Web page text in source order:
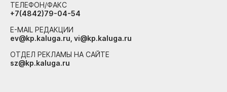
ТЕЛЕФОН/ФАКС
+7(4842)79-04-54
E-MAIL РЕДАКЦИИ
ev@kp.kaluga.ru, vi@kp.kaluga.ru
ОТДЕЛ РЕКЛАМЫ НА САЙТЕ
sz@kp.kaluga.ru